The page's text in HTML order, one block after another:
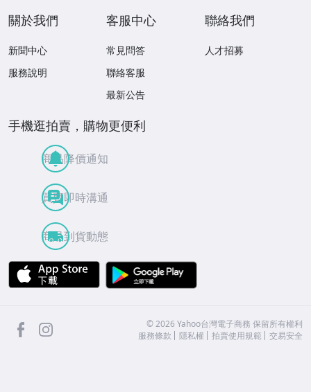
關於我們
新聞中心
服務說明
客服中心
常見問答
聯絡客服
最新公告
聯絡我們
人才招募
手機逛拍賣，購物更便利
商品降價通知
買賣即時溝通
商品到貨動態
APP Store
facebook ©2026 Yahoo台灣電子商務 保留所有權利
服務條款
隱私權 拍賣使用規範 交易安全